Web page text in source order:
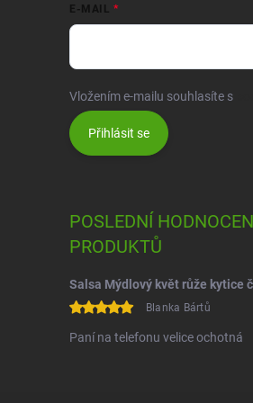
E-MAIL
Vložením e-mailu souhlasíte s
Přihlásit se
POSLEDNÍ
PRODUKTŮ
Blanka Bártů
Paní na telefonu velice ochotná